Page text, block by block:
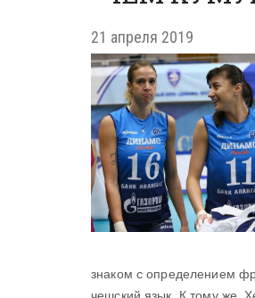
21 апреля 2019
знаком с определением